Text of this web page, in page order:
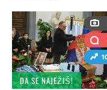
DA SE NAJEŽIŠ!